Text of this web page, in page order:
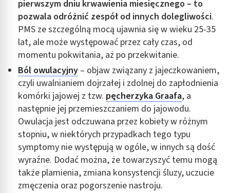
pierwszym dniu krwawienia miesięcznego – to
pozwala odróżnić zespół od innych dolegliwości.
PMS ze szczególną mocą ujawnia się w wieku 25-35
lat, ale może występować przez cały czas, od
momentu pokwitania, aż po przekwitanie.
Ból owulacyjny – objaw związany z jajeczkowaniem,
czyli uwalnianiem dojrzałej i zdolnej do zapłodnienia
komórki jajowej z tzw. pęcherzyka Graafa, a
następnie jej przemieszczaniem do jajowodu.
Owulacja jest odczuwana przez kobiety w różnym
stopniu, w niektórych przypadkach tego typu
symptomy nie występują w ogóle, w innych są dość
wyraźne. Dodać można, że towarzyszyć temu mogą
także plamienia, zmiana konsystencji śluzy, uczucie
zmęczenia oraz pogorszenie nastroju.